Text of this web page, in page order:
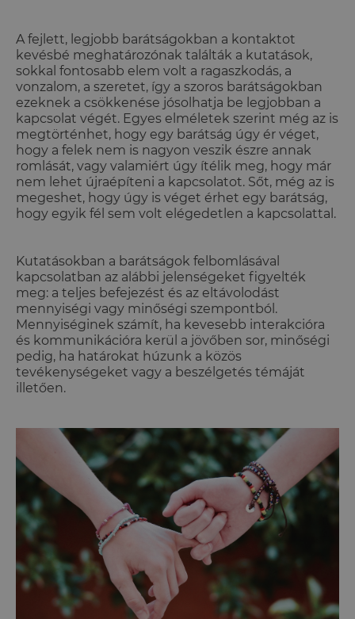
A fejlett, legjobb barátságokban a kontaktot
kevésbé meghatározónak találták a kutatások,
sokkal fontosabb elem volt a ragaszkodás, a
vonzalom, a szeretet, így a szoros barátságokban
ezeknek a csökkenése jósolhatja be legjobban a
kapcsolat végét. Egyes elméletek szerint még az is
megtörténhet, hogy egy barátság úgy ér véget,
hogy a felek nem is nagyon veszik észre annak
romlását, vagy valamiért úgy ítélik meg, hogy már
nem lehet újraépíteni a kapcsolatot. Sőt, még az is
megeshet, hogy úgy is véget érhet egy barátság,
hogy egyik fél sem volt elégedetlen a kapcsolattal.
Kutatásokban a barátságok felbomlásával
kapcsolatban az alábbi jelenségeket figyelték
meg: a teljes befejezést és az eltávolodást
mennyiségi vagy minőségi szempontból.
Mennyiséginek számít, ha kevesebb interakcióra
és kommunikációra kerül a jövőben sor, minőségi
pedig, ha határokat húzunk a közös
tevékenységeket vagy a beszélgetés témáját
illetően.